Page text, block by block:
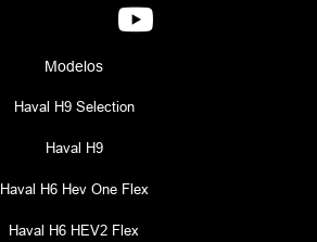
Modelos
Haval H9 Selection
Haval H9
Haval H6 Hev One Flex
Haval H6 HEV2 Flex